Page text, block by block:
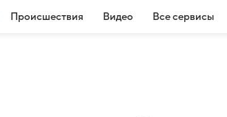
Происшествия Видео Все сервисы